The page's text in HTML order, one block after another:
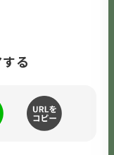
る